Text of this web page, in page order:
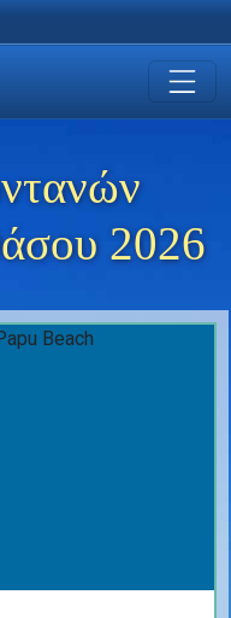
Χρυσή Ακτή
στη Θάσο
2026